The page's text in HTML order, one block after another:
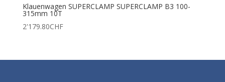
Klauenwagen SUPERCLAMP SUPERCLAMP B3 100-
315mm 10T
2'179.80CHF